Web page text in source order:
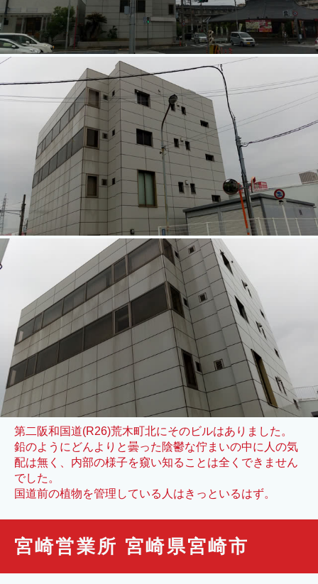
第二阪和国道(R26)荒木町北にそのビルはありました。
鉛のようにどんよりと曇った陰鬱な佇まいの中に人の気
配は無く、内部の様子を窺い知ることは全くできません
でした。
国道前の植物を管理している人はきっといるはず。
宮崎営業所 宮崎県宮崎市